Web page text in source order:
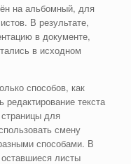
на альбомный, для
В результате,
в документе,
в исходном
способов, как
текста
для
смену
способами. В
листы